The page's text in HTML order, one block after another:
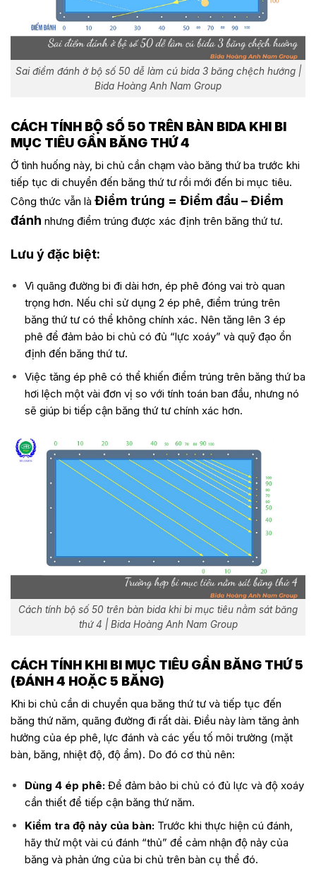
Sai điểm đánh ở bộ số 50 dễ làm cú bida 3 băng chệch hướng |
Bida Hoàng Anh Nam Group
CÁCH TÍNH BỘ SỐ 50 TRÊN BÀN BIDA KHI BI
MỤC TIÊU GẦN BĂNG THỨ 4
Ở tình huống này, bi chủ cần chạm vào băng thứ ba trước khi
tiếp tục di chuyển đến băng thứ tư rồi mới đến bi mục tiêu.
Công thức vẫn là Điểm trúng = Điểm đầu – Điểm
đánh nhưng điểm trúng được xác định trên băng thứ tư.
Lưu ý đặc biệt:
Vì quãng đường bi đi dài hơn, ép phê đóng vai trò quan
trọng hơn. Nếu chỉ sử dụng 2 ép phê, điểm trúng trên
băng thứ tư có thể không chính xác. Nên tăng lên 3 ép
phê để đảm bảo bi chủ có đủ “lực xoáy” và quỹ đạo ổn
định đến băng thứ tư.
Việc tăng ép phê có thể khiến điểm trúng trên băng thứ ba
hơi lệch một vài đơn vị so với tính toán ban đầu, nhưng nó
sẽ giúp bi tiếp cận băng thứ tư chính xác hơn.
Cách tính bộ số 50 trên bàn bida khi bi mục tiêu nằm sát băng
thứ 4 | Bida Hoàng Anh Nam Group
CÁCH TÍNH KHI BI MỤC TIÊU GẦN BĂNG THỨ 5
(ĐÁNH 4 HOẶC 5 BĂNG)
Khi bi chủ cần di chuyển qua băng thứ tư và tiếp tục đến
băng thứ năm, quãng đường đi rất dài. Điều này làm tăng ảnh
hưởng của ép phê, lực đánh và các yếu tố môi trường (mặt
bàn, băng, nhiệt độ, độ ẩm). Do đó cơ thủ nên:
Dùng 4 ép phê:Để đảm bảo bi chủ có đủ lực và độ xoáy
cần thiết để tiếp cận băng thứ năm.
Kiểm tra độ nảy của bàn: Trước khi thực hiện cú đánh,
hãy thử một vài cú đánh “thủ” để cảm nhận độ nảy của
băng và phản ứng của bi chủ trên bàn cụ thể đó.